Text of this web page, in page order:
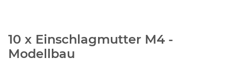
10 x Einschlagmutter M4 -
Modellbau